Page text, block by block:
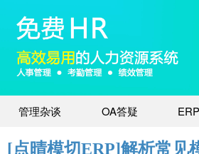
管理杂谈 OA答疑
[点晴模切ERP]解析常见